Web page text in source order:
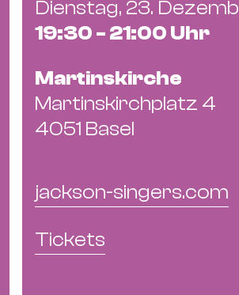
Dienstag, 23.
19:30 - 21:00 Uhr
Martinskirche
Martinskirchplatz 4
4051 Basel
jackson-singers.com
Tickets